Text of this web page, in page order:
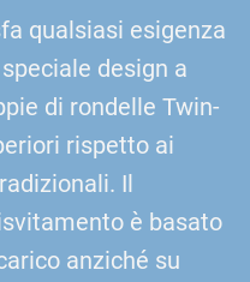
qualsiasi esigenza
design a
di rondelle Twin-
rispetto ai
Il
è basato
anziché su